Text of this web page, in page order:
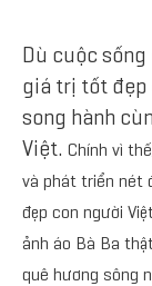
Dù cuộc
giá trị tốt đẹp
song hành
Việt. Chính vì
và phát triển nét
đẹp con người
ảnh áo Bà Ba
quê hương sông